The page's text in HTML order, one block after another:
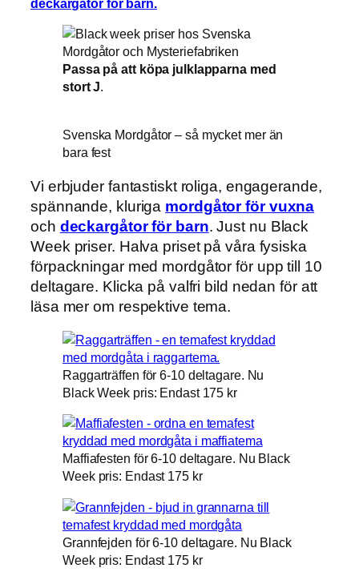
deckargåtor för barn.
Passa på att köpa julklapparna med
stort J.
Svenska Mordgåtor – så mycket mer än
bara fest
Vi erbjuder fantastiskt roliga, engagerande,
spännande, kluriga mordgåtor för vuxna
och deckargåtor för barn. Just nu Black
Week priser. Halva priset på våra fysiska
förpackningar med mordgåtor för upp till 10
deltagare. Klicka på valfri bild nedan för att
läsa mer om respektive tema.
Raggarträffen för 6-10 deltagare. Nu
Black Week pris: Endast 175 kr
Maffiafesten för 6-10 deltagare. Nu Black
Week pris: Endast 175 kr
Grannfejden för 6-10 deltagare. Nu Black
Week pris: Endast 175 kr